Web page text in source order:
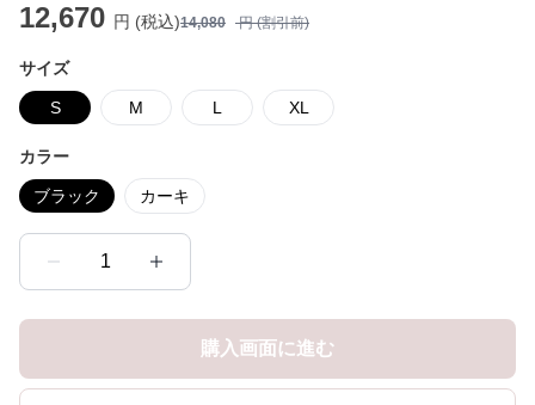
12,670 円 (税込)14,080 円 (割引前)
サイズ
S M L XL
カラー
ブラック カーキ
1
購入画面に進む